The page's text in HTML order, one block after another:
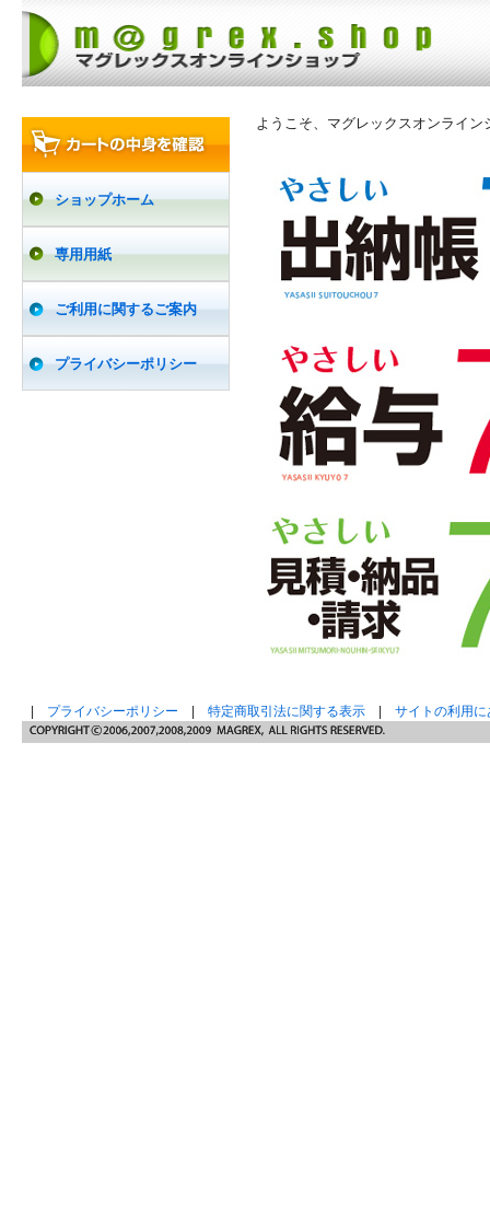
ショップホーム
専用用紙
ご利用に関するご案内
プライバシーポリシー
ようこそ、マグレックスオンライン
プライバシーポリシー 特定商取引法に関する表示 サイトの利用に